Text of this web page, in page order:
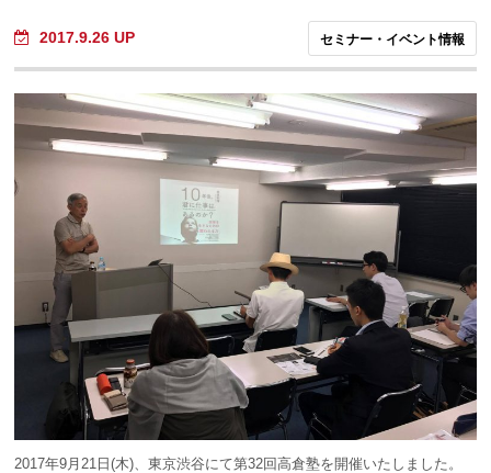
2017.9.26 UP セミナー・イベント情報
2017年9月21日(木)、東京渋谷にて第32回高倉塾を開催いたしました。